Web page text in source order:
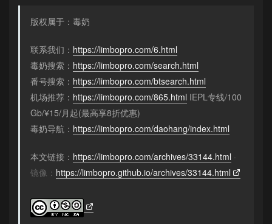
版权属于：毒奶
联系我们： https://limbopro.com/6.html
毒奶搜索： https://limbopro.com/search.html
番号搜索： https://limbopro.com/btsearch.html
机场推荐： https://limbopro.com/865.html IEPL专线/100
Gb/¥15/月起(最高享8折优惠)
毒奶导航： https://limbopro.com/daohang/index.html
本文链接： https://limbopro.com/archives/33144.html ·
镜像： https://limbopro.github.io/archives/33144.html